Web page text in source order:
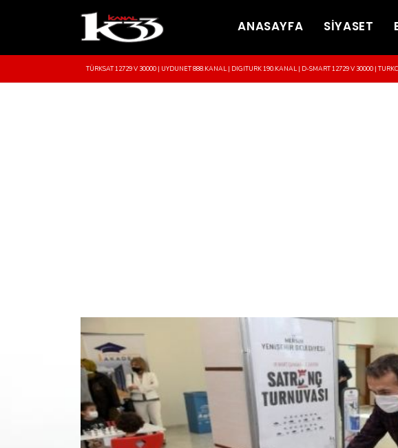
ANASAYFA SİYASET
TÜRKSAT 12729 V 30000 | UYDUNET 888.KANAL | DIGITURK 190.KANAL | D-SMART 12729 V 30000 |